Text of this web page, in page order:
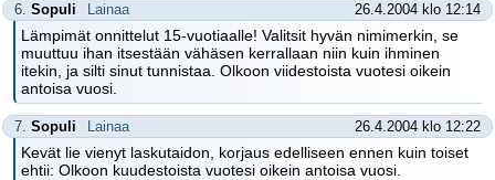
6. Sopuli Lainaa 26.4.2004 klo 12:14
Lämpimät onnittelut 15-vuotiaalle! Valitsit hyvän nimimerkin, se
muuttuu ihan itsestään vähäsen kerrallaan niin kuin ihminen
itekin, ja silti sinut tunnistaa. Olkoon viidestoista vuotesi oikein
antoisa vuosi.
7. Sopuli Lainaa 26.4.2004 klo 12:22
Kevät lie vienyt laskutaidon, korjaus edelliseen ennen kuin toiset
ehtii: Olkoon kuudestoista vuotesi oikein antoisa vuosi.